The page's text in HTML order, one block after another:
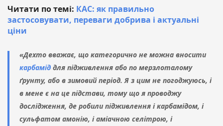
Читати по темі: КАС: як правильно
застосовувати, переваги добрива і актуальні
ціни
«Дехто вважає, що категорично не можна вносити
карбамід для підживлення або по мерзлоталому
ґрунту, або в зимовий період. Я з цим не погоджуюсь, і
в мене є на це підстави, тому що я проводжу
дослідження, де робили підживлення і карбамідом, і
сульфатом амонію, і аміачною селітрою, і